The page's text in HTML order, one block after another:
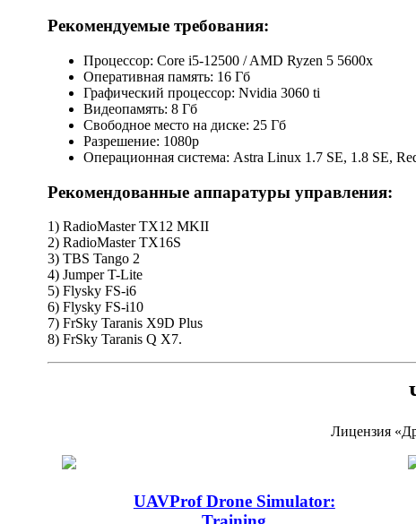
Рекомендуемые требования:
Процессор: Core i5-12500 / AMD Ryzen 5 5600x
Оперативная память: 16 Гб
Графический процессор: Nvidia 3060 ti
Видеопамять: 8 Гб
Свободное место на диске: 25 Гб
Разрешение: 1080р
Операционная система: Astra Linux 1.7 SE, 1.8 SE,
Рекомендованные аппаратуры управления:
1) RadioMaster TX12 MKII
2) RadioMaster TX16S
3) TBS Tango 2
4) Jumper T-Lite
5) Flysky FS-i6
6) Flysky FS-i10
7) FrSky Taranis X9D Plus
8) FrSky Taranis Q X7.
Лицензия
UAVProf Drone Simulator: